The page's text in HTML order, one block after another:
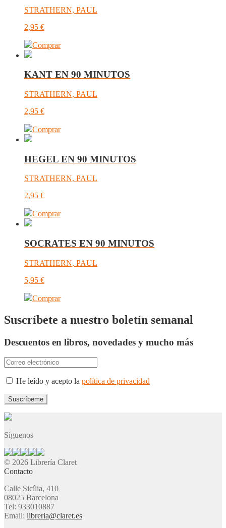
STRATHERN, PAUL
2,95 €
Comprar
KANT EN 90 MINUTOS
STRATHERN, PAUL
2,95 €
Comprar
HEGEL EN 90 MINUTOS
STRATHERN, PAUL
2,95 €
Comprar
SOCRATES EN 90 MINUTOS
STRATHERN, PAUL
5,95 €
Comprar
Suscríbete a nuestro boletín semanal
Descuentos en libros, novedades y mucho más
He leído y acepto la política de privacidad
Síguenos
© 2026 Librería Claret
Contacto
Calle Sicília, 410
08025 Barcelona
Tel: 933010887
Email: libreria@claret.es